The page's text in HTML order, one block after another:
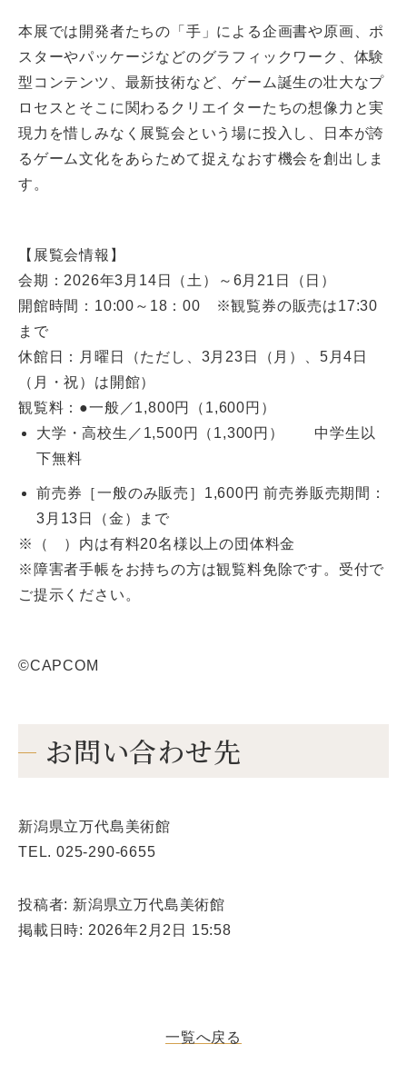
本展では開発者たちの「手」による企画書や原画、ポ
スターやパッケージなどのグラフィックワーク、体験
型コンテンツ、最新技術など、ゲーム誕生の壮大なプ
ロセスとそこに関わるクリエイターたちの想像力と実
現力を惜しみなく展覧会という場に投入し、日本が誇
るゲーム文化をあらためて捉えなおす機会を創出しま
す。
【展覧会情報】
会期：2026年3月14日（土）～6月21日（日）
開館時間：10:00～18：00 ※観覧券の販売は17:30
まで
休館日：月曜日（ただし、3月23日（月）、5月4日
（月・祝）は開館）
観覧料：●一般／1,800円（1,600円）
大学・高校生／1,500円（1,300円） 中学生以
下無料
前売券［一般のみ販売］1,600円 前売券販売期間：
3月13日（金）まで
※（ ）内は有料20名様以上の団体料金
※障害者手帳をお持ちの方は観覧料免除です。受付で
ご提示ください。
©CAPCOM
お問い合わせ先
新潟県立万代島美術館
TEL. 025-290-6655
投稿者: 新潟県立万代島美術館
掲載日時: 2026年2月2日 15:58
一覧へ戻る